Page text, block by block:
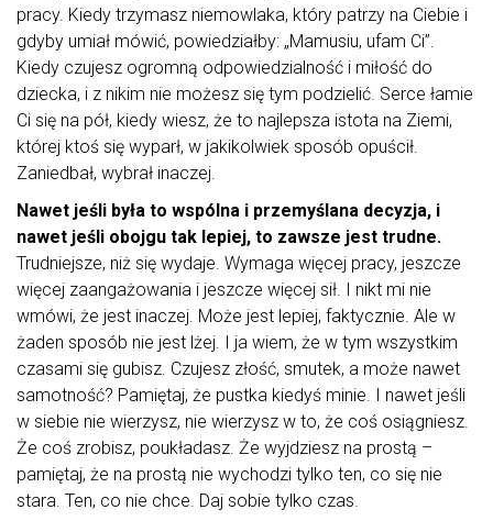
pracy. Kiedy trzymasz niemowlaka, który patrzy na Ciebie i
gdyby umiał mówić, powiedziałby: „Mamusiu, ufam Ci”.
Kiedy czujesz ogromną odpowiedzialność i miłość do
dziecka, i z nikim nie możesz się tym podzielić. Serce łamie
Ci się na pół, kiedy wiesz, że to najlepsza istota na Ziemi,
której ktoś się wyparł, w jakikolwiek sposób opuścił.
Zaniedbał, wybrał inaczej.
Nawet jeśli była to wspólna i przemyślana decyzja, i
nawet jeśli obojgu tak lepiej, to zawsze jest trudne.
Trudniejsze, niż się wydaje. Wymaga więcej pracy, jeszcze
więcej zaangażowania i jeszcze więcej sił. I nikt mi nie
wmówi, że jest inaczej. Może jest lepiej, faktycznie. Ale w
żaden sposób nie jest lżej. I ja wiem, że w tym wszystkim
czasami się gubisz. Czujesz złość, smutek, a może nawet
samotność? Pamiętaj, że pustka kiedyś minie. I nawet jeśli
w siebie nie wierzysz, nie wierzysz w to, że coś osiągniesz.
Że coś zrobisz, poukładasz. Że wyjdziesz na prostą –
pamiętaj, że na prostą nie wychodzi tylko ten, co się nie
stara. Ten, co nie chce. Daj sobie tylko czas.